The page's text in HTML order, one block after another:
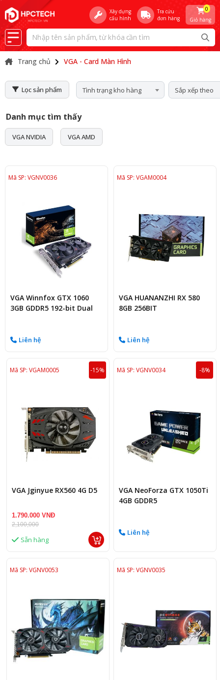
Xây dựng
cấu hình
Tra cứu
đơn hàng
Giỏ hàng
0
Trang chủ VGA - Card Màn Hình
Lọc sản phẩm Tình trạng kho hàng Sắp xếp theo
Danh mục tìm thấy
VGA NVIDIA VGA AMD
Mã SP: VGNV0036
VGA Winnfox GTX 1060
3GB GDDR5 192-bit Dual
Liên hệ
Mã SP: VGAM0004
VGA HUANANZHI RX 580
8GB 256BIT
Liên hệ
Mã SP: VGAM0005 -15%
VGA Jginyue RX560 4G D5
1.790.000 VNĐ
2,100,000
Sẵn hàng
Mã SP: VGNV0034 -8%
VGA NeoForza GTX 1050Ti
4GB GDDR5
Liên hệ
Mã SP: VGNV0053 Mã SP: VGNV0035